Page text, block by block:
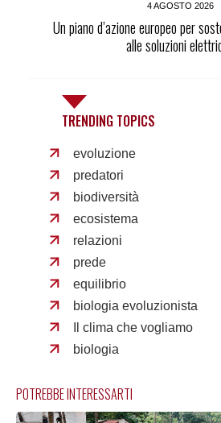
4 AGOSTO 2026
Un piano d’azione europeo per
alle soluzioni
TRENDING TOPICS
evoluzione
predatori
biodiversità
ecosistema
relazioni
prede
equilibrio
biologia evoluzionista
Il clima che vogliamo
biologia
POTREBBE INTERESSARTI